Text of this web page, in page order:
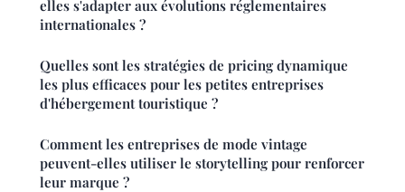
elles s'adapter aux évolutions réglementaires
internationales ?
Quelles sont les stratégies de pricing dynamique
les plus efficaces pour les petites entreprises
d'hébergement touristique ?
Comment les entreprises de mode vintage
peuvent-elles utiliser le storytelling pour renforcer
leur marque ?